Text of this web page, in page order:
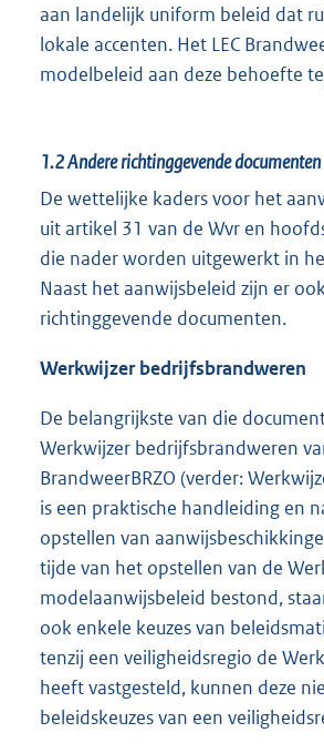
aan landelijk uniform beleid dat
lokale accenten. Het LEC
modelbeleid aan deze behoefte
1.2Andere richtinggevende documenten
De wettelijke kaders voor het
uit artikel 31 van de Wvr en
die nader worden uitgewerkt in
Naast het aanwijsbeleid zijn er
richtinggevende documenten.
Werkwijzer bedrijfsbrandweren
De belangrijkste van die
Werkwijzer bedrijfsbrandweren
BrandweerBRZO (verder:
is een praktische handleiding en
opstellen van
tijde van het opstellen van de
modelaanwijsbeleid bestond,
ook enkele keuzes van
tenzij een veiligheidsregio de
heeft vastgesteld, kunnen deze
beleidskeuzes van een